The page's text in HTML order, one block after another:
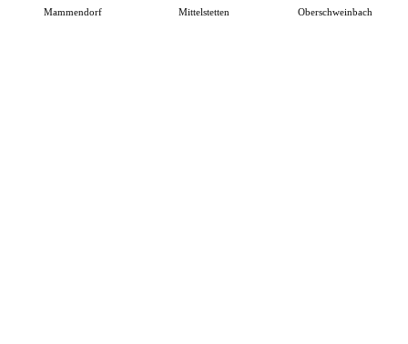
Mammendorf Mittelstetten Oberschweinbach